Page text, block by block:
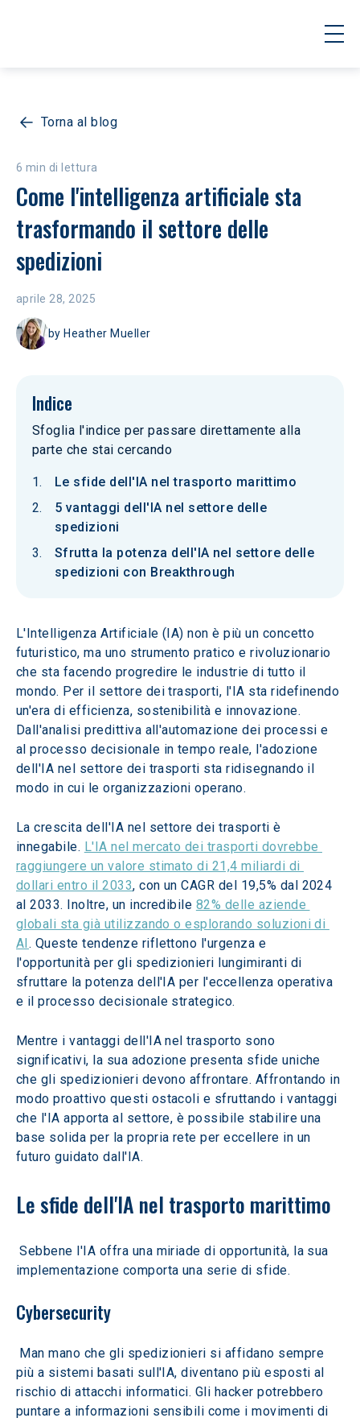
Torna al blog
6 min di lettura
Come l'intelligenza artificiale sta
trasformando il settore delle
spedizioni
aprile 28, 2025
by Heather Mueller
Indice
Sfoglia l'indice per passare direttamente alla
parte che stai cercando
Le sfide dell'IA nel trasporto marittimo
5 vantaggi dell'IA nel settore delle
spedizioni
Sfrutta la potenza dell'IA nel settore delle
spedizioni con Breakthrough
L'Intelligenza Artificiale (IA) non è più un concetto
futuristico, ma uno strumento pratico e rivoluzionario
che sta facendo progredire le industrie di tutto il
mondo. Per il settore dei trasporti, l'IA sta ridefinendo
un'era di efficienza, sostenibilità e innovazione.
Dall'analisi predittiva all'automazione dei processi e
al processo decisionale in tempo reale, l'adozione
dell'IA nel settore dei trasporti sta ridisegnando il
modo in cui le organizzazioni operano.
La crescita dell'IA nel settore dei trasporti è
innegabile. L'IA nel mercato dei trasporti dovrebbe
raggiungere un valore stimato di 21,4 miliardi di
dollari entro il 2033, con un CAGR del 19,5% dal 2024
al 2033. Inoltre, un incredibile 82% delle aziende
globali sta già utilizzando o esplorando soluzioni di
AI. Queste tendenze riflettono l'urgenza e
l'opportunità per gli spedizionieri lungimiranti di
sfruttare la potenza dell'IA per l'eccellenza operativa
e il processo decisionale strategico.
Mentre i vantaggi dell'IA nel trasporto sono
significativi, la sua adozione presenta sfide uniche
che gli spedizionieri devono affrontare. Affrontando in
modo proattivo questi ostacoli e sfruttando i vantaggi
che l'IA apporta al settore, è possibile stabilire una
base solida per la propria rete per eccellere in un
futuro guidato dall'IA.
Le sfide dell'IA nel trasporto marittimo
Sebbene l'IA offra una miriade di opportunità, la sua
implementazione comporta una serie di sfide.
Cybersecurity
più a sistemi basati sull'IA, diventano più esposti al
rischio di attacchi informatici. Gli hacker potrebbero
puntare a informazioni sensibili come i movimenti di